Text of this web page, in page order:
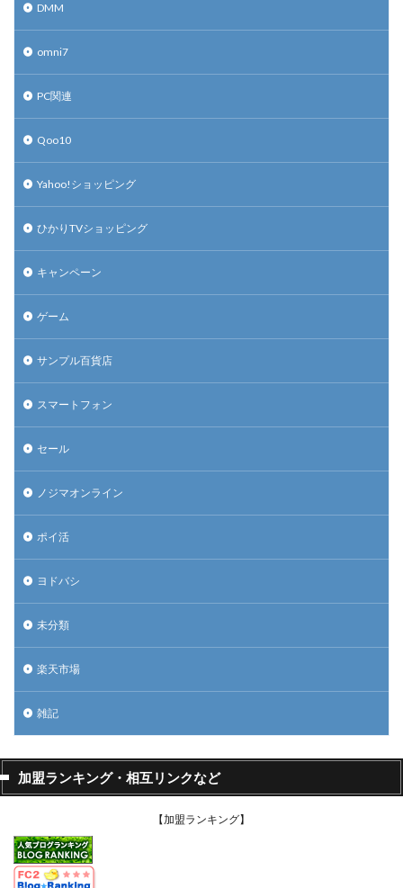
DMM
omni7
PC関連
Qoo10
Yahoo!ショッピング
ひかりTVショッピング
キャンペーン
ゲーム
サンプル百貨店
スマートフォン
セール
ノジマオンライン
ポイ活
ヨドバシ
未分類
楽天市場
雑記
加盟ランキング・相互リンクなど
【加盟ランキング】